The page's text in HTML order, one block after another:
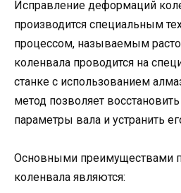
Исправление деформаций
производится специальным
процессом, называемым
коленвала проводится на
станке с использованием
метод позволяет
параметры вала и устранить
Основными преимуществами
коленвала являются: